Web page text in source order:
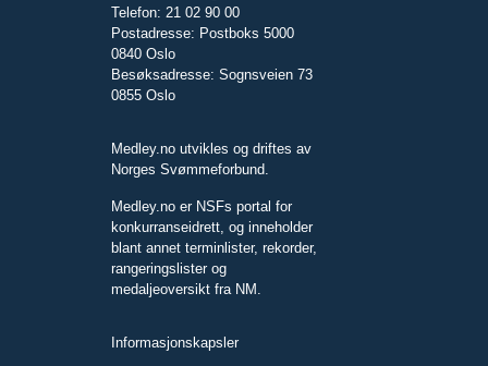
Telefon: 21 02 90 00
Postadresse: Postboks 5000
0840 Oslo
Besøksadresse: Sognsveien 73
0855 Oslo
Medley.no utvikles og driftes av
Norges Svømmeforbund.
Medley.no er NSFs portal for
konkurranseidrett, og inneholder
blant annet terminlister, rekorder,
rangeringslister og
medaljeoversikt fra NM.
Informasjonskapsler